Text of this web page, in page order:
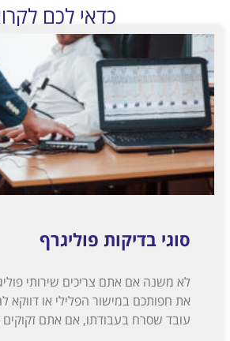
כדאי לכם
סוגי בדיקות פוליגרף
לא משנה אם אתם צריכים שירותי
את חפותכם במישור הפלילי או דווקא
עובד שסרח בעבודתו, אם אתם זקוקים